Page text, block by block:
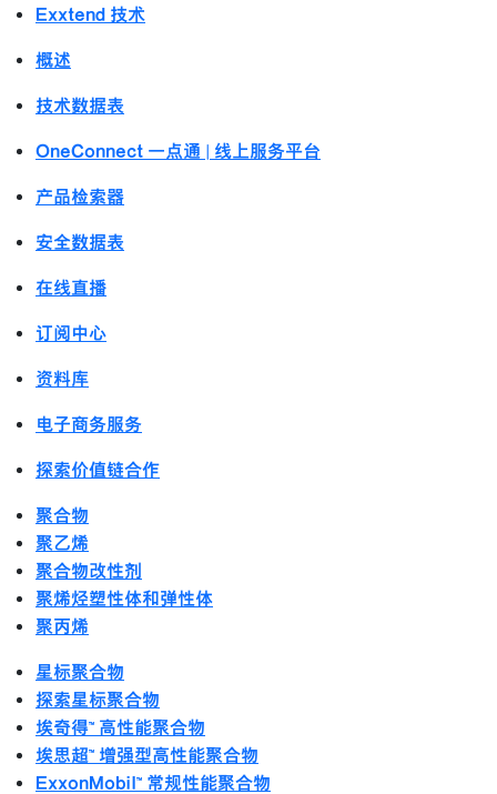
Exxtend 技术
概述
技术数据表
OneConnect 一点通 | 线上服务平台
产品检索器
安全数据表
在线直播
订阅中心
资料库
电子商务服务
探索价值链合作
聚合物
聚乙烯
聚合物改性剂
聚烯烃塑性体和弹性体
聚丙烯
星标聚合物
探索星标聚合物
埃奇得™ 高性能聚合物
埃思超™ 增强型高性能聚合物
ExxonMobil™ 常规性能聚合物